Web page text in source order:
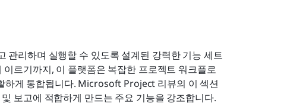
리하며 실행할 수 있도록 설계된 강력한 기능 세트
이르기까지, 이 플랫폼은 복잡한 프로젝트 워크플로
게 통합됩니다. Microsoft Project 리뷰의 이 섹션
보고에 적합하게 만드는 주요 기능을 강조합니다.